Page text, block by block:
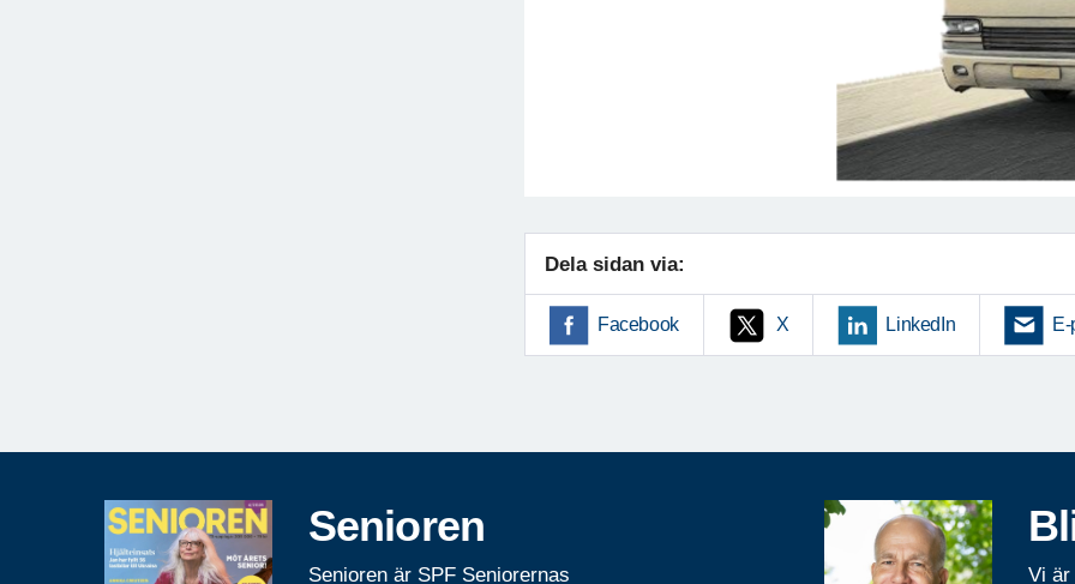
Dela sidan via:
Facebook X LinkedIn
Senioren
Senioren är SPF Seniorernas
Vi är